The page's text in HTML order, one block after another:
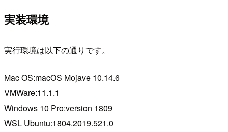
実装環境
実行環境は以下の通りです。
Mac OS:macOS Mojave 10.14.6
VMWare:11.1.1
Windows 10 Pro:version 1809
WSL Ubuntu:1804.2019.521.0